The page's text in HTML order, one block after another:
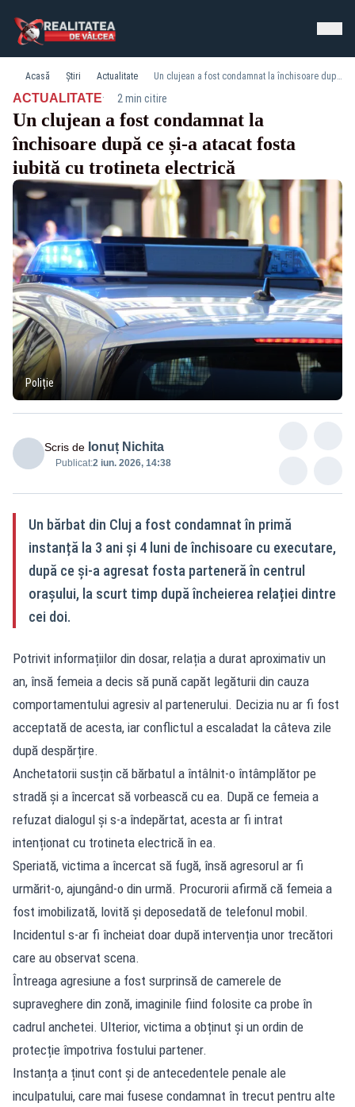
Acasă Știri Actualitate Un clujean a fost condamnat la închisoare după ce și-a atacat fosta iubită cu trotineta electrică
ACTUALITATE· 2 min citire
Un clujean a fost condamnat la
închisoare după ce și-a atacat fosta
iubită cu trotineta electrică
Poliție
Scris de Ionuț Nichita
Publicat:2 iun. 2026, 14:38
Un bărbat din Cluj a fost condamnat în primă
instanță la 3 ani și 4 luni de închisoare cu executare,
după ce și-a agresat fosta parteneră în centrul
orașului, la scurt timp după încheierea relației dintre
cei doi.
Potrivit informațiilor din dosar, relația a durat aproximativ un
an, însă femeia a decis să pună capăt legăturii din cauza
comportamentului agresiv al partenerului. Decizia nu ar fi fost
acceptată de acesta, iar conflictul a escaladat la câteva zile
după despărțire.
Anchetatorii susțin că bărbatul a întâlnit-o întâmplător pe
stradă și a încercat să vorbească cu ea. După ce femeia a
refuzat dialogul și s-a îndepărtat, acesta ar fi intrat
intenționat cu trotineta electrică în ea.
Speriată, victima a încercat să fugă, însă agresorul ar fi
urmărit-o, ajungând-o din urmă. Procurorii afirmă că femeia a
fost imobilizată, lovită și deposedată de telefonul mobil.
Incidentul s-ar fi încheiat doar după intervenția unor trecători
care au observat scena.
Întreaga agresiune a fost surprinsă de camerele de
supraveghere din zonă, imaginile fiind folosite ca probe în
cadrul anchetei. Ulterior, victima a obținut și un ordin de
protecție împotriva fostului partener.
Instanța a ținut cont și de antecedentele penale ale
inculpatului, care mai fusese condamnat în trecut pentru alte